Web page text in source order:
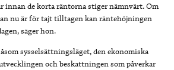
innan de korta räntorna stiger nämnvärt. Om
nu är för tajt tilltagen kan räntehöjningen
säger hon.
sysselsättningsläget, den ekonomiska
och beskattningen som påverkar